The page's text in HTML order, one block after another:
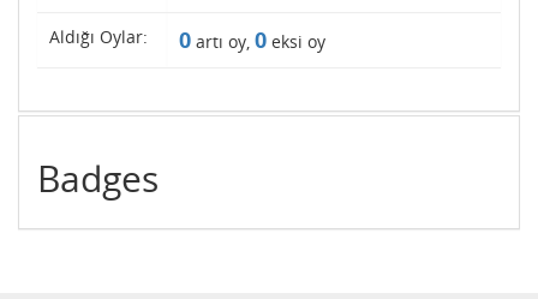
Aldığı Oylar: 0 artı oy, 0 eksi oy
Badges